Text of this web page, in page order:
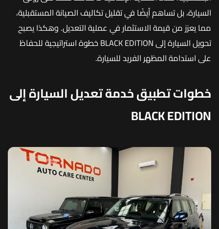
السيارة، بل تساهم أيضًا في تقليل تكاليف الصيانة المستقبلية،
مما يعزز من قيمة الاستثمار في عملية التعديل. وهكذا يصبح
تحويل السيارة إلى BLACK EDITION خطوة استراتيجية للحفاظ
على استدامة المظهر الفريد للسيارة.
خطوات تطبيق خدمة تعديل السيارة إلى
BLACK EDITION